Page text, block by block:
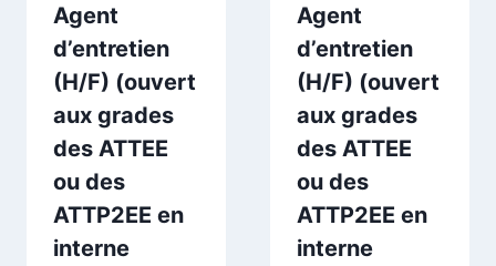
Agent
d’entretien
(H/F) (ouvert
aux grades
des ATTEE
ou des
ATTP2EE en
interne
Agent
d’entretien
(H/F) (ouvert
aux grades
des ATTEE
ou des
ATTP2EE en
interne